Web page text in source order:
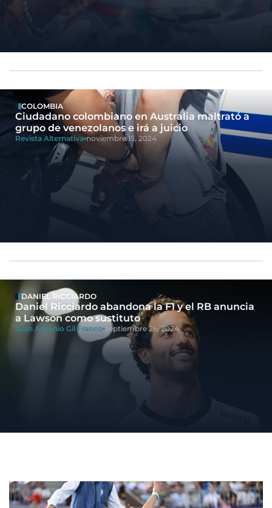
COLOMBIA
Ciudadano colombiano en Australia maltrató a
grupo de venezolanos e irá a juicio
Revista Alternativa noviembre 15, 2024
DANIEL RICCIARDO
Daniel Ricciardo abandona la F1 y el RB anuncia
a Lawson como sustituto
Juan Antonio Gil Franco septiembre 26, 2024